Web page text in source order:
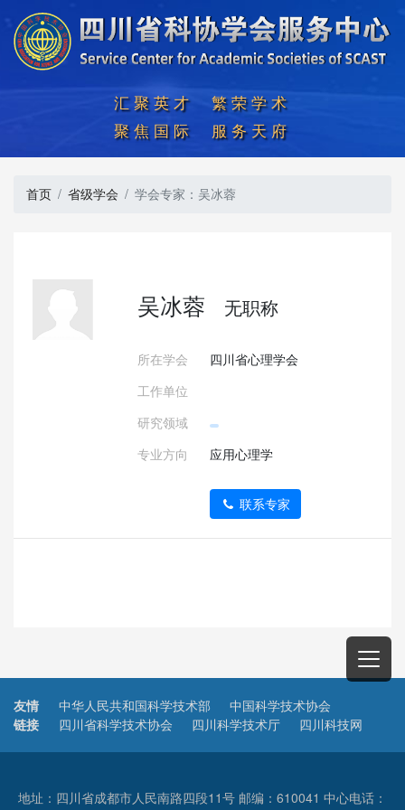
汇聚英才  繁荣学术
聚焦国际  服务天府
首页 省级学会 学会专家：吴冰蓉
吴冰蓉 无职称
所在学会
四川省心理学会
工作单位
研究领域
专业方向
应用心理学
联系专家
友情
链接
中华人民共和国科学技术部
中国科学技术协会
四川省科学技术协会
四川科学技术厅 四川科技网
地址：四川省成都市人民南路四段11号 邮编：610041 中心电话：